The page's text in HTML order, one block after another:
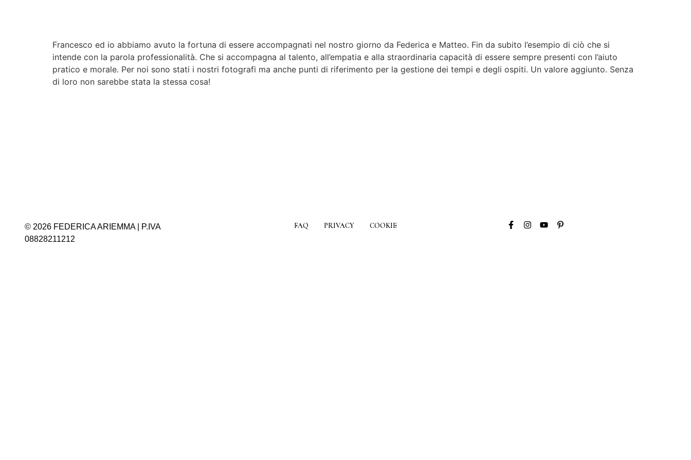
Francesco ed io abbiamo avuto la fortuna di essere accompagnati nel nostro giorno da Federica e Matteo. Fin da subito l’esempio di ciò che si
intende con la parola professionalità. Che si accompagna al talento, all’empatia e alla straordinaria capacità di essere sempre presenti con l’aiuto
pratico e morale. Per noi sono stati i nostri fotografi ma anche punti di riferimento per la gestione dei tempi e degli ospiti. Un valore aggiunto. Senza
di loro non sarebbe stata la stessa cosa!
© 2026 FEDERICA ARIEMMA | P.IVA
08828211212
FAQ PRIVACY COOKIE